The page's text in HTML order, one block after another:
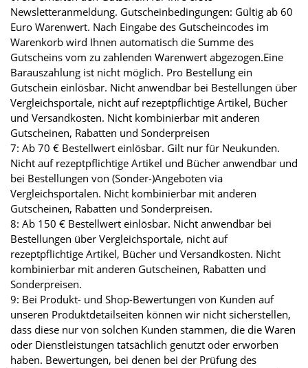
Newsletteranmeldung. Gutscheinbedingungen: Gültig ab 60
Euro Warenwert. Nach Eingabe des Gutscheincodes im
Warenkorb wird Ihnen automatisch die Summe des
Gutscheins vom zu zahlenden Warenwert abgezogen.Eine
Barauszahlung ist nicht möglich. Pro Bestellung ein
Gutschein einlösbar. Nicht anwendbar bei Bestellungen über
Vergleichsportale, nicht auf rezeptpflichtige Artikel, Bücher
und Versandkosten. Nicht kombinierbar mit anderen
Gutscheinen, Rabatten und Sonderpreisen
7: Ab 70 € Bestellwert einlösbar. Gilt nur für Neukunden.
Nicht auf rezeptpflichtige Artikel und Bücher anwendbar und
bei Bestellungen von (Sonder-)Angeboten via
Vergleichsportalen. Nicht kombinierbar mit anderen
Gutscheinen, Rabatten und Sonderpreisen.
8: Ab 150 € Bestellwert einlösbar. Nicht anwendbar bei
Bestellungen über Vergleichsportale, nicht auf
rezeptpflichtige Artikel, Bücher und Versandkosten. Nicht
kombinierbar mit anderen Gutscheinen, Rabatten und
Sonderpreisen.
9: Bei Produkt- und Shop-Bewertungen von Kunden auf
unseren Produktdetailseiten können wir nicht sicherstellen,
dass diese nur von solchen Kunden stammen, die die Waren
oder Dienstleistungen tatsächlich genutzt oder erworben
haben. Bewertungen, bei denen bei der Prüfung des